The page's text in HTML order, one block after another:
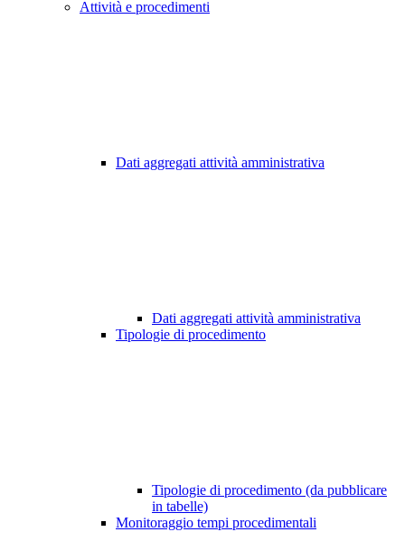
Attività e procedimenti
Dati aggregati attività amministrativa
Dati aggregati attività amministrativa
Tipologie di procedimento
Tipologie di procedimento (da pubblicare
in tabelle)
Monitoraggio tempi procedimentali